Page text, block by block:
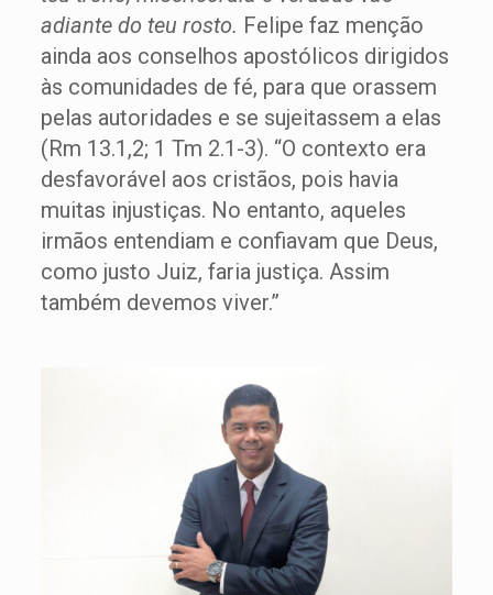
adiante do teu rosto. Felipe faz menção
ainda aos conselhos apostólicos dirigidos
às comunidades de fé, para que orassem
pelas autoridades e se sujeitassem a elas
(Rm 13.1,2; 1 Tm 2.1-3). “O contexto era
desfavorável aos cristãos, pois havia
muitas injustiças. No entanto, aqueles
irmãos entendiam e confiavam que Deus,
como justo Juiz, faria justiça. Assim
também devemos viver.”